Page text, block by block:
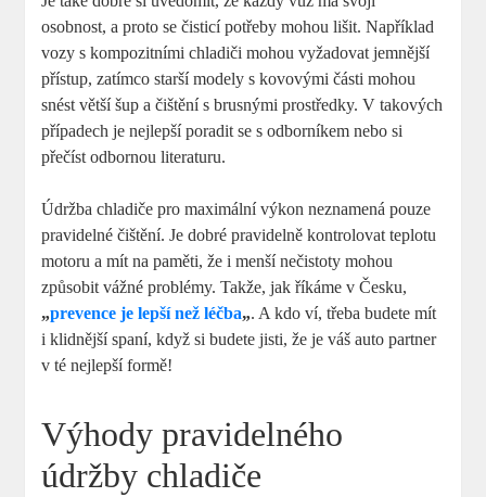
osobnost, a proto se čisticí potřeby mohou lišit. Například
vozy s kompozitními chladiči mohou vyžadovat jemnější
přístup, zatímco starší modely s kovovými části mohou
snést větší šup a čištění s brusnými prostředky. V takových
případech je nejlepší poradit se s odborníkem nebo si
přečíst odbornou literaturu.
Údržba chladiče pro maximální výkon neznamená pouze
pravidelné čištění. Je dobré pravidelně kontrolovat teplotu
motoru a mít na paměti, že i menší nečistoty mohou
způsobit vážné problémy. Takže, jak říkáme v Česku,
„prevence je lepší než léčba„. A kdo ví, třeba budete mít
i klidnější spaní, když si budete jisti, že je váš auto partner
v té nejlepší formě!
Výhody pravidelného
údržby chladiče